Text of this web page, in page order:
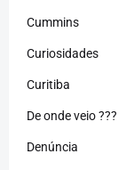
Cummins
Curiosidades
Curitiba
De onde veio ???
Denúncia